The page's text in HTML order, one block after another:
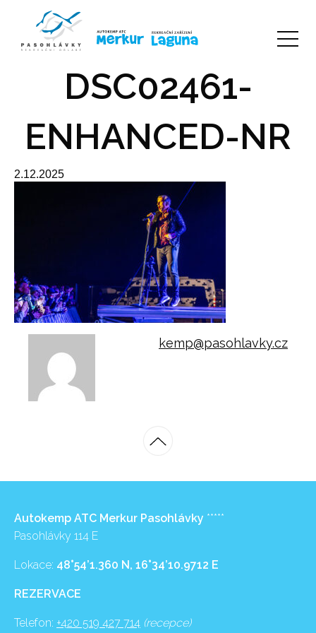
DSC02461-
ENHANCED-NR
2.12.2025
kemp@pasohlavky.cz
Autokemp ATC Merkur Pasohlávky *****
Pasohlávky 114 E
Lokace: 48°54’1.360 N, 16°34’10.9712 E
REZERVACE
Telefon: +420 519 427 714 (recepce)